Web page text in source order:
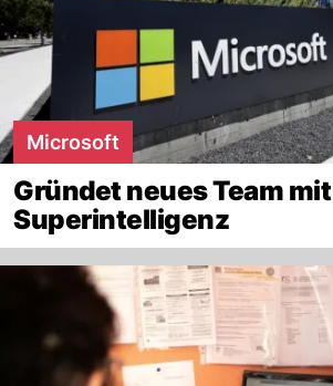
Microsoft
Gründet neues Team mit
Superintelligenz